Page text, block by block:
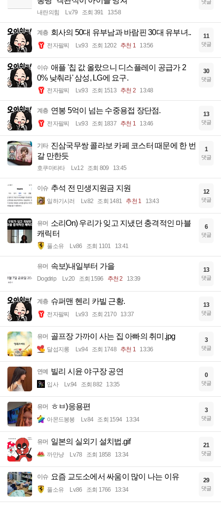
내란의힘 Lv.79 조회 391 13:58
댓글
계층 회사의 50대 유부남과 바람핀 30대 유부녀..
전자팔찌 Lv.93 조회 1202 추천 1 13:56
11
댓글
이슈 애플 '칩 값 올랐으니 디스플레이 공급가 2
0% 낮춰라' 삼성, LG에 요구.
전자팔찌 Lv.93 조회 1513 추천 2 13:48
30
댓글
계층 연봉 5억이 넘는 수중용접 장단점.
전자팔찌 Lv.93 조회 1837 추천 1 13:46
13
댓글
기타 진삼국무쌍 콜라보 카페 코스터 때문에 한 번
갈 만한듯
호쿠마타타 Lv.12 조회 809 13:45
1
댓글
이슈 추석 전 민생지원금 지원
일하기시러 Lv.82 조회 1481 추천 1 13:43
12
댓글
유머 소리On) 우리가 잊고 지냈던 충격적인 마블
캐릭터
풀소유 Lv.86 조회 1101 13:41
6
댓글
유머 속보)내일부터 가을
Dogdrip Lv.20 조회 1596 추천 2 13:39
13
댓글
계층 슈퍼맨 헨리 카빌 근황.
전자팔찌 Lv.93 조회 2170 13:37
13
댓글
유머 골프장 가까이 사는 집 아빠의 취미.jpg
달섭지롱 Lv.94 조회 1748 추천 1 13:36
3
댓글
연예 빌리 시윤 야구장 공연
입사 Lv.94 조회 882 13:35
0
댓글
유머 ㅎㅂ)응용편
아몬드봉봉 Lv.84 조회 1594 13:34
3
댓글
유머 일본의 실외기 설치법.gif
까만냥 Lv.78 조회 1858 13:34
21
댓글
이슈 요즘 교도소에서 싸움이 많이 나는 이유
풀소유 Lv.86 조회 1766 13:34
29
댓글